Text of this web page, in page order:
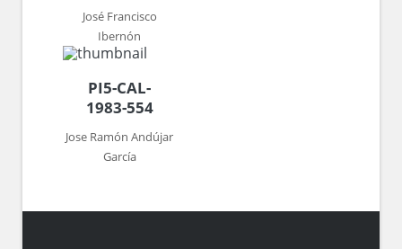
José Francisco
Ibernón
PI5-CAL-
1983-554
Jose Ramón Andújar
García